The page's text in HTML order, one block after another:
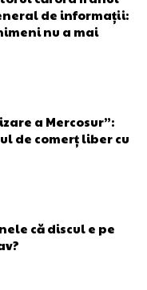
de informații:
nu a mai
a Mercosur”:
de comerț liber cu
că discul e pe